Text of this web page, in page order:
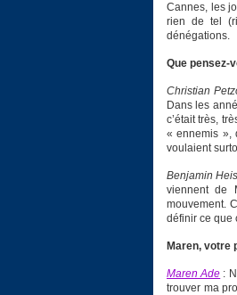
Cannes, les
rien de tel
dénégations.
Que pensez-
Christian
Dans les
c’était très,
« ennemis »,
voulaient
Benjamin
viennent de
mouvement.
définir ce que
Maren, votre
Maren Ade :
trouver ma